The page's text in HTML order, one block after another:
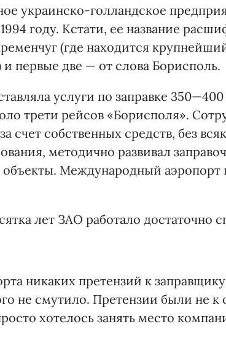
украинско-голландское
году. Кстати, ее название
(где находится
и первые две — от слова Борисполь.
услуги по заправке
трети рейсов «Борисполя».
счет собственных средств, без
методично развивал
объекты. Международный аэропорт
лет ЗАО работало достаточно
никаких претензий к
не смутило. Претензии были не
хотелось занять место